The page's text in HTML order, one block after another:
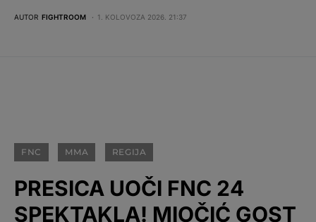
AUTOR FIGHTROOM 1. KOLOVOZA 2026. 21:37
FNC MMA REGIJA
PRESICA UOČI FNC 24
SPEKTAKLA! MIOČIĆ GOST